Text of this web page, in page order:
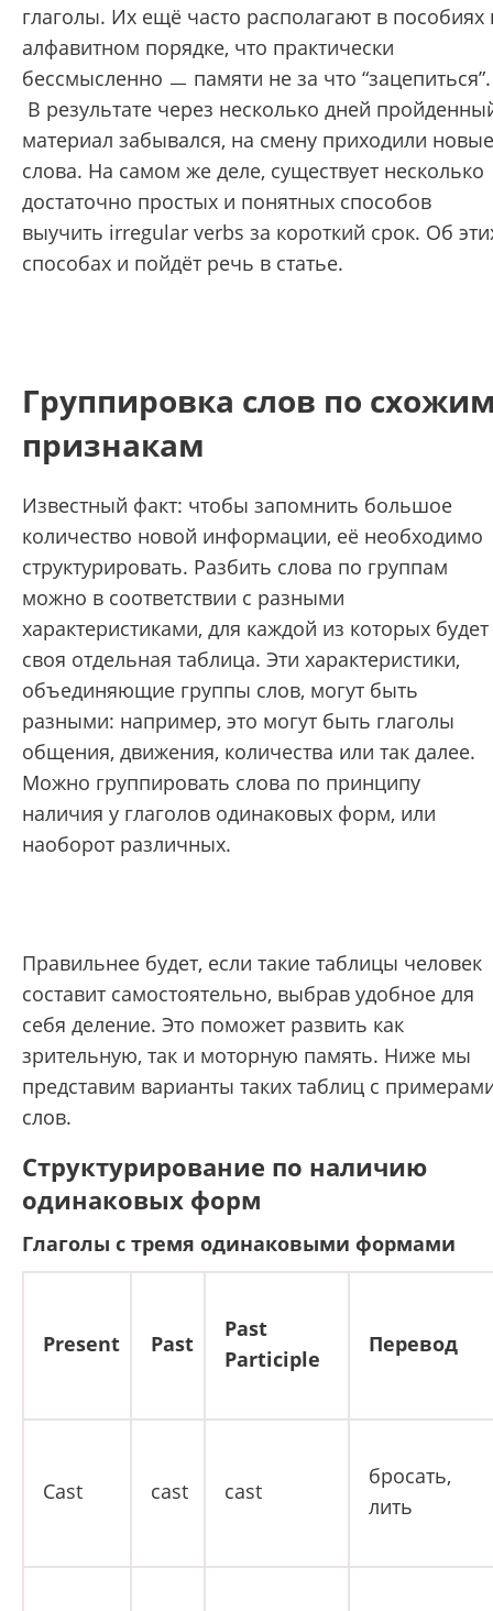
глаголы. Их ещё часто располагают в пособиях
алфавитном порядке, что практически
бессмысленно ㅡ памяти не за что “зацепиться”.
В результате через несколько дней
материал забывался, на смену приходили новые
слова. На самом же деле, существует несколько
достаточно простых и понятных способов
выучить irregular verbs за короткий срок. Об
способах и пойдёт речь в статье.
Группировка слов по
признакам
Известный факт: чтобы запомнить большое
количество новой информации, её необходимо
структурировать. Разбить слова по группам
можно в соответствии с разными
характеристиками, для каждой из которых будет
своя отдельная таблица. Эти характеристики,
объединяющие группы слов, могут быть
разными: например, это могут быть глаголы
общения, движения, количества или так далее.
Можно группировать слова по принципу
наличия у глаголов одинаковых форм, или
наоборот различных.
Правильнее будет, если такие таблицы человек
составит самостоятельно, выбрав удобное для
себя деление. Это поможет развить как
зрительную, так и моторную память. Ниже мы
представим варианты таких таблиц с
слов.
Структурирование по наличию
одинаковых форм
Глаголы с тремя одинаковыми формами
Present Past
Past
Participle
Перевод
Cast cast cast
бросать,
лить